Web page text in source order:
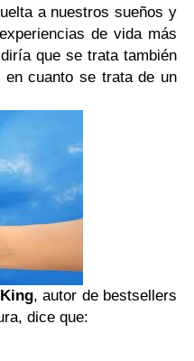
a nuestros sueños y
de vida más
que se trata también
en cuanto se trata de un
, autor de bestsellers
dice que: